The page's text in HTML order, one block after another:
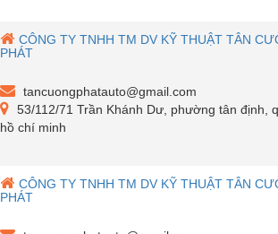
CÔNG TY TNHH TM DV KỸ THUẬT TÂN
PHÁT
tancuongphatauto@gmail.com
53/112/71 Trần Khánh Dư, phường tân định,
hồ chí minh
CÔNG TY TNHH TM DV KỸ THUẬT TÂN
PHÁT